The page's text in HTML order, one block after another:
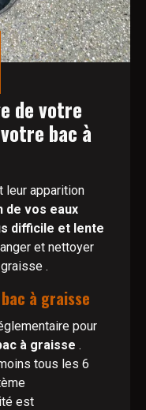
de votre
bac à
leur apparition
de vos eaux
difficile et lente
et nettoyer
.
à graisse
pour
à graisse .
tous les 6
est